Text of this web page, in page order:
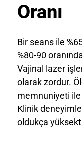
Oranı
Bir seans ile
%80-90
Vajinal lazer
olarak zordur.
memnuniyeti ile
Klinik
oldukça